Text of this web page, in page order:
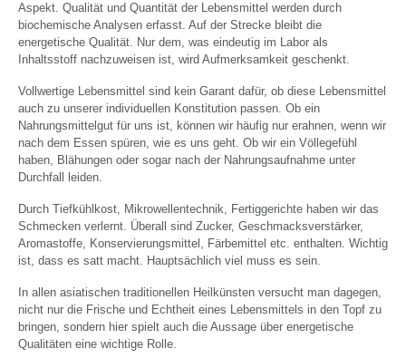
Aspekt. Qualität und Quantität der Lebensmittel werden durch
biochemische Analysen erfasst. Auf der Strecke bleibt die
energetische Qualität. Nur dem, was eindeutig im Labor als
Inhaltsstoff nachzuweisen ist, wird Aufmerksamkeit geschenkt.
Vollwertige Lebensmittel sind kein Garant dafür, ob diese Lebensmittel
auch zu unserer individuellen Konstitution passen. Ob ein
Nahrungsmittelgut für uns ist, können wir häufig nur erahnen, wenn wir
nach dem Essen spüren, wie es uns geht. Ob wir ein Völlegefühl
haben, Blähungen oder sogar nach der Nahrungsaufnahme unter
Durchfall leiden.
Durch Tiefkühlkost, Mikrowellentechnik, Fertiggerichte haben wir das
Schmecken verlernt. Überall sind Zucker, Geschmacksverstärker,
Aromastoffe, Konservierungsmittel, Färbemittel etc. enthalten. Wichtig
ist, dass es satt macht. Hauptsächlich viel muss es sein.
In allen asiatischen traditionellen Heilkünsten versucht man dagegen,
nicht nur die Frische und Echtheit eines Lebensmittels in den Topf zu
bringen, sondern hier spielt auch die Aussage über energetische
Qualitäten eine wichtige Rolle.